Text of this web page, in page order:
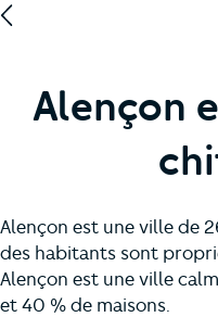
Alençon
Alençon est une ville de
des habitants sont
Alençon est une ville
et 40 % de maisons.